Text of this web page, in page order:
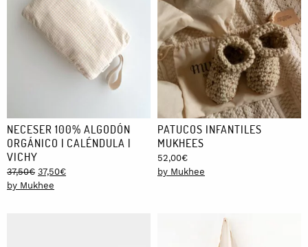
NECESER 100% ALGODÓN
ORGÁNICO | CALÉNDULA |
VICHY
37,50€ Original
price
37,50€Current
by Mukhee
PATUCOS INFANTILES
MUKHEES
52,00€
by Mukhee